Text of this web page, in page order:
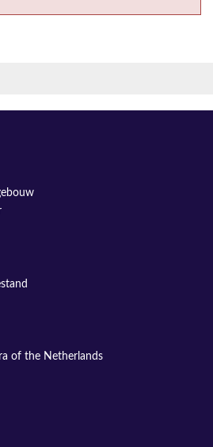
of the Netherlands